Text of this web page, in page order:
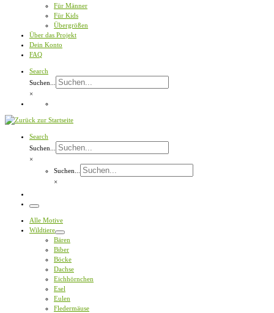
Für Männer
Für Kids
Übergrößen
Über das Projekt
Dein Konto
FAQ
Search
Suchen...
×
Search
Suchen...
×
Suchen...
×
Menü
Alle Motive
Wildtiere
Bären
Biber
Böcke
Dachse
Eichhörnchen
Esel
Eulen
Fledermäuse